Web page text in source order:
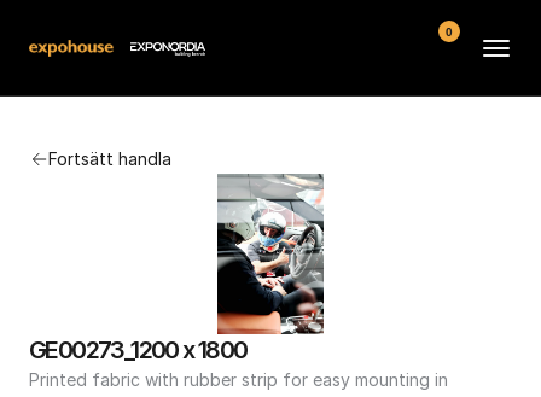
Fortsätt handla
GE00273_1200 x 1800
Printed fabric with rubber strip for easy mounting in
Kontakt
Köpvillkor
0